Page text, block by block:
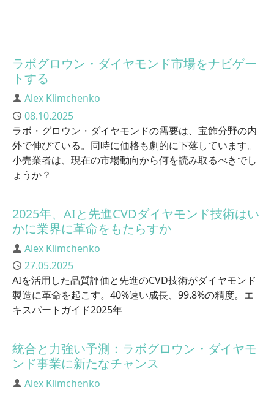
ラボグロウン・ダイヤモンド市場をナビゲー
トする
Author
Alex Klimchenko
Published
08.10.2025
ラボ・グロウン・ダイヤモンドの需要は、宝飾分野の内
外で伸びている。同時に価格も劇的に下落しています。
小売業者は、現在の市場動向から何を読み取るべきでし
ょうか？
2025年、AIと先進CVDダイヤモンド技術はい
かに業界に革命をもたらすか
Author
Alex Klimchenko
Published
27.05.2025
AIを活用した品質評価と先進のCVD技術がダイヤモンド
製造に革命を起こす。40%速い成長、99.8%の精度。エ
キスパートガイド2025年
統合と力強い予測：ラボグロウン・ダイヤモ
ンド事業に新たなチャンス
Author
Alex Klimchenko